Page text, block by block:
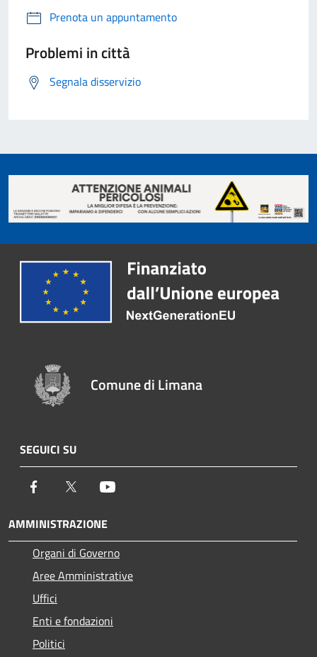
Prenota un appuntamento
Problemi in città
Segnala disservizio
Comune di Limana
SEGUICI SU
Facebook Twitter
AMMINISTRAZIONE
Organi di Governo
Aree Amministrative
Uffici
Enti e fondazioni
Politici